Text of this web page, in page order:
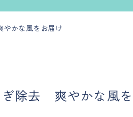
かな風をお届け
ぎ除去 爽やかな風